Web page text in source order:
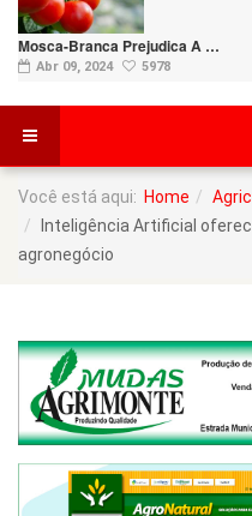
Mosca-Branca Prejudica A …
Abr 09, 2024 5978
Você está aqui: Home
Inteligência Artificial
agronegócio